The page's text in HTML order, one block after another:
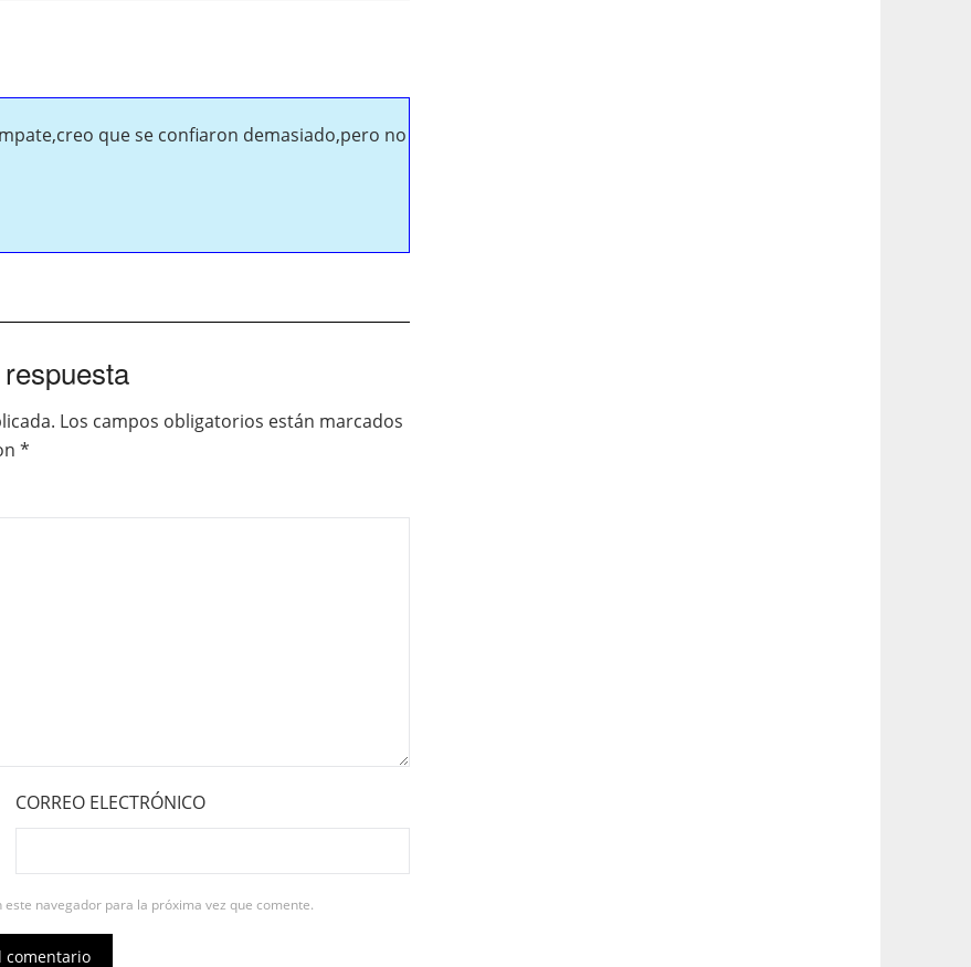
que se confiaron demasiado,pero no
Los campos obligatorios están marcados
*
CORREO ELECTRÓNICO
navegador para la próxima vez que comente.